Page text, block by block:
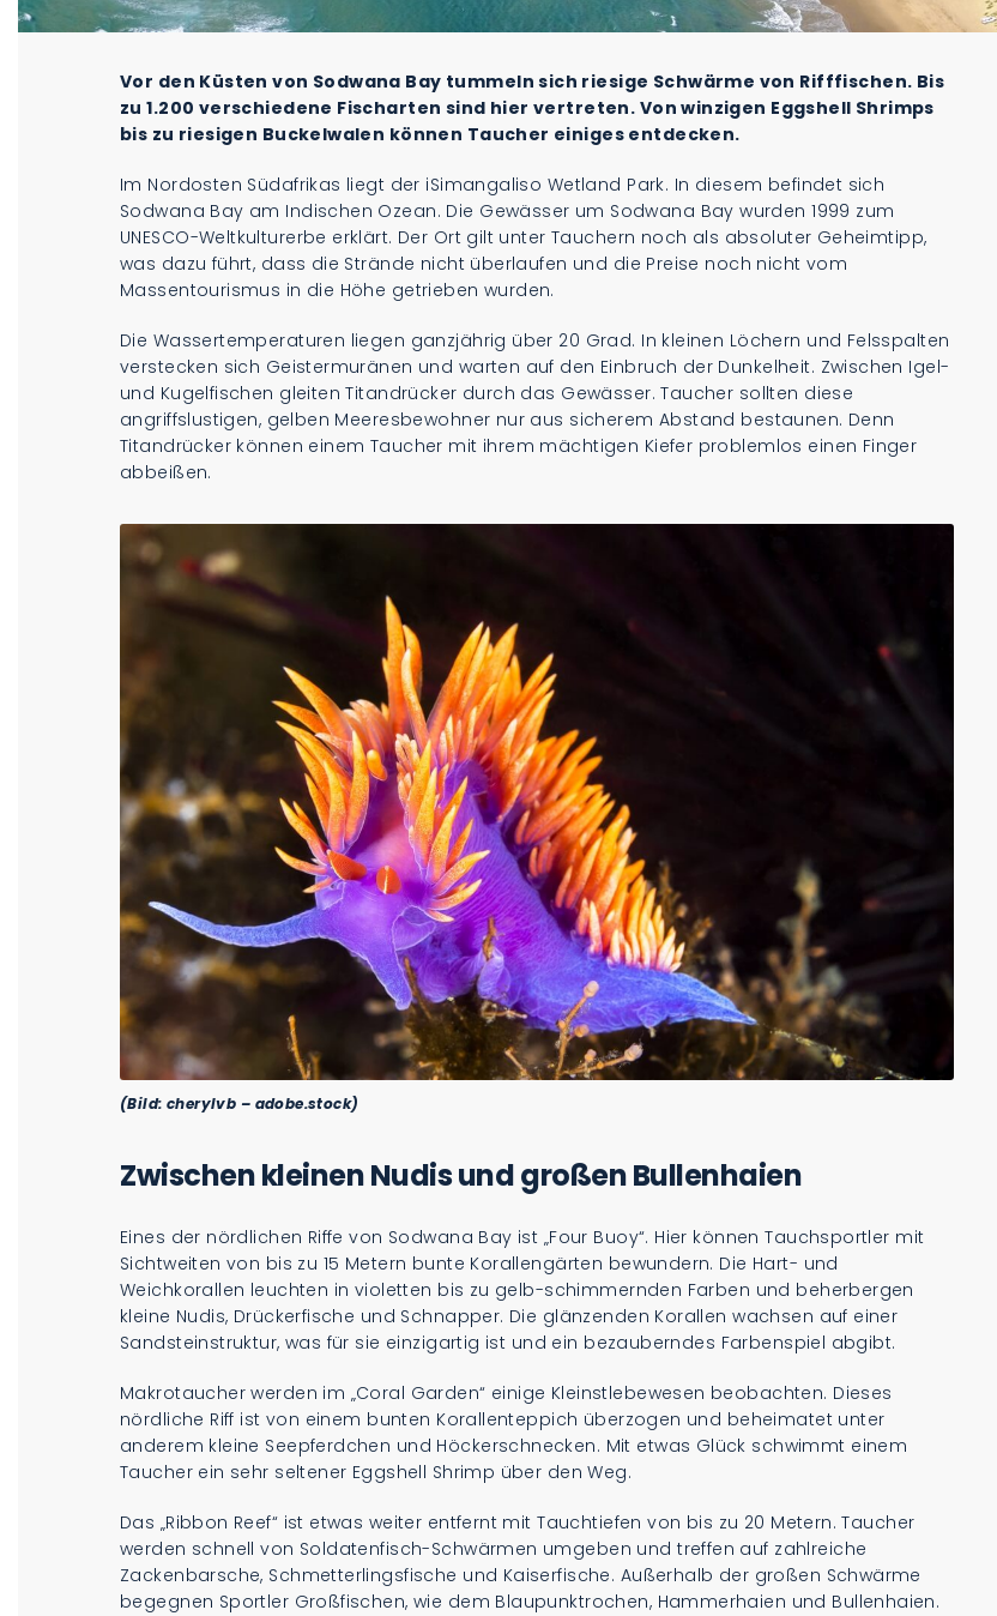
Vor den Küsten von Sodwana Bay tummeln sich riesige Schwärme von Rifffischen. Bis
zu 1.200 verschiedene Fischarten sind hier vertreten. Von winzigen Eggshell Shrimps
bis zu riesigen Buckelwalen können Taucher einiges entdecken.
Im Nordosten Südafrikas liegt der iSimangaliso Wetland Park. In diesem befindet sich
Sodwana Bay am Indischen Ozean. Die Gewässer um Sodwana Bay wurden 1999 zum
UNESCO-Weltkulturerbe erklärt. Der Ort gilt unter Tauchern noch als absoluter Geheimtipp,
was dazu führt, dass die Strände nicht überlaufen und die Preise noch nicht vom
Massentourismus in die Höhe getrieben wurden.
Die Wassertemperaturen liegen ganzjährig über 20 Grad. In kleinen Löchern und Felsspalten
verstecken sich Geistermuränen und warten auf den Einbruch der Dunkelheit. Zwischen Igel-
und Kugelfischen gleiten Titandrücker durch das Gewässer. Taucher sollten diese
angriffslustigen, gelben Meeresbewohner nur aus sicherem Abstand bestaunen. Denn
Titandrücker können einem Taucher mit ihrem mächtigen Kiefer problemlos einen Finger
abbeißen.
(Bild: cherylvb – adobe.stock)
Zwischen kleinen Nudis und großen Bullenhaien
Eines der nördlichen Riffe von Sodwana Bay ist „Four Buoy“. Hier können Tauchsportler mit
Sichtweiten von bis zu 15 Metern bunte Korallengärten bewundern. Die Hart- und
Weichkorallen leuchten in violetten bis zu gelb-schimmernden Farben und beherbergen
kleine Nudis, Drückerfische und Schnapper. Die glänzenden Korallen wachsen auf einer
Sandsteinstruktur, was für sie einzigartig ist und ein bezauberndes Farbenspiel abgibt.
Makrotaucher werden im „Coral Garden“ einige Kleinstlebewesen beobachten. Dieses
nördliche Riff ist von einem bunten Korallenteppich überzogen und beheimatet unter
anderem kleine Seepferdchen und Höckerschnecken. Mit etwas Glück schwimmt einem
Taucher ein sehr seltener Eggshell Shrimp über den Weg.
Das „Ribbon Reef“ ist etwas weiter entfernt mit Tauchtiefen von bis zu 20 Metern. Taucher
werden schnell von Soldatenfisch-Schwärmen umgeben und treffen auf zahlreiche
Zackenbarsche, Schmetterlingsfische und Kaiserfische. Außerhalb der großen Schwärme
begegnen Sportler Großfischen, wie dem Blaupunktrochen, Hammerhaien und Bullenhaien.